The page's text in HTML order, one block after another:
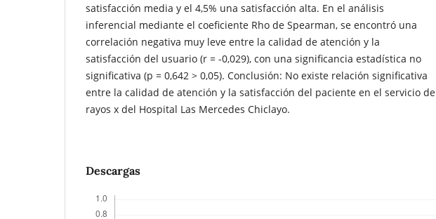
satisfacción media y el 4,5% una satisfacción alta. En el análisis
inferencial mediante el coeficiente Rho de Spearman, se encontró una
correlación negativa muy leve entre la calidad de atención y la
satisfacción del usuario (r = -0,029), con una significancia estadística no
significativa (p = 0,642 > 0,05). Conclusión: No existe relación significativa
entre la calidad de atención y la satisfacción del paciente en el servicio de
rayos x del Hospital Las Mercedes Chiclayo.
Descargas